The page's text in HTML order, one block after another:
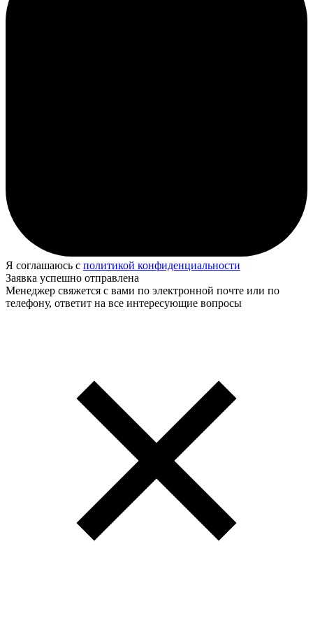
Я соглашаюсь с политикой конфиденциальности
Заявка успешно отправлена
Менеджер свяжется с вами по электронной почте или по
телефону, ответит на все интересующие вопросы